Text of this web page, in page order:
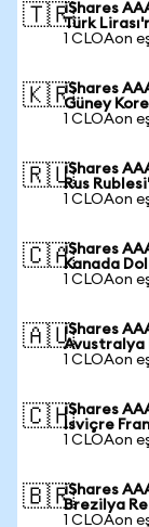
🇹🇷iShares
Türk
1 CLOAon
🇰🇷iShares
Güney
1 CLOAon
🇷🇺iShares
Rus
1 CLOAon
🇨🇦iShares
Kanada
1 CLOAon
🇦🇺iShares
Avustralya
1 CLOAon
🇨🇭iShares
İsviçre
1 CLOAon
🇧🇷iShares
Brezilya
1 CLOAon